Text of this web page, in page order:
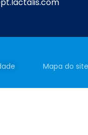
Mapa do site